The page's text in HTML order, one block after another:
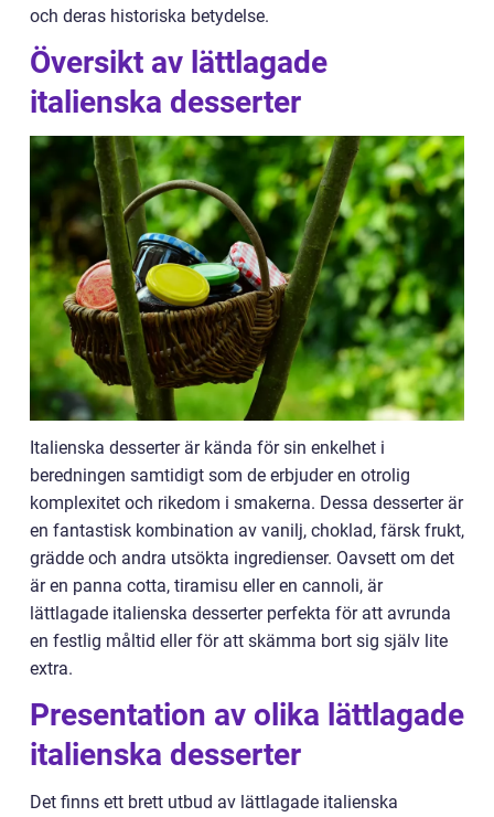
och deras historiska betydelse.
Översikt av lättlagade
italienska desserter
Italienska desserter är kända för sin enkelhet i
beredningen samtidigt som de erbjuder en otrolig
komplexitet och rikedom i smakerna. Dessa desserter är
en fantastisk kombination av vanilj, choklad, färsk frukt,
grädde och andra utsökta ingredienser. Oavsett om det
är en panna cotta, tiramisu eller en cannoli, är
lättlagade italienska desserter perfekta för att avrunda
en festlig måltid eller för att skämma bort sig själv lite
extra.
Presentation av olika lättlagade
italienska desserter
Det finns ett brett utbud av lättlagade italienska